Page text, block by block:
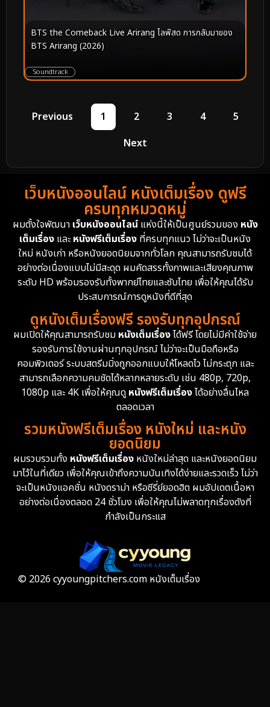
BTS the Comeback Live Arirang ไลฟ์สด การกลับมาของ
BTS Arirang (2026)
Soundtrack
Previous 1 2 3 4
5
Next
เว็บหนังออนไลน์ หนังเต็มเรื่อง ดูฟรี
ครบทุกหมวดหมู่
ผมตั้งใจพัฒนา เว็บหนังออนไลน์แห่งนี้ให้เป็นศูนย์รวมของ หนัง
เต็มเรื่อง และหนังฟรีเต็มเรื่อง ที่ครบทุกแนว ไม่ว่าจะเป็นหนัง
ใหม่ หนังเก่า หรือหนังยอดนิยมจากทั่วโลก คุณสามารถรับชมได้
อย่างต่อเนื่องแบบไม่มีสะดุด ผมคัดสรรทั้งภาพและเสียงคุณภาพ
ระดับ HD พร้อมรองรับทั้งพากย์ไทยและซับไทย เพื่อให้คุณได้รับ
ประสบการณ์การดูหนังที่ดีที่สุด
ดูหนังเต็มเรื่องฟรี รองรับทุกอุปกรณ์
ผมเปิดให้คุณสามารถรับชม หนังเต็มเรื่องได้ฟรี โดยไม่มีค่าใช้จ่าย
รองรับการใช้งานผ่านทุกอุปกรณ์ ไม่ว่าจะเป็นมือถือหรือ
คอมพิวเตอร์ ระบบสตรีมมิ่งถูกออกแบบให้โหลดไว ไม่กระตุก และ
สามารถเลือกความคมชัดได้หลากหลายระดับ เช่น 480p, 720p,
1080p และ 4K เพื่อให้คุณดู หนังฟรีเต็มเรื่องได้อย่างลื่นไหล
ตลอดเวลา
รวมหนังฟรีเต็มเรื่อง หนังใหม่ และหนัง
ยอดนิยม
ผมรวบรวมทั้ง หนังฟรีเต็มเรื่อง หนังใหม่ล่าสุด และหนังยอดนิยม
มาไว้ในที่เดียว เพื่อให้คุณเข้าถึงความบันเทิงได้ง่ายและรวดเร็ว ไม่ว่า
จะเป็นหนังแอคชั่น หนังดราม่า หรือซีรี่ย์ยอดฮิต ผมอัปเดตเนื้อหา
อย่างต่อเนื่องตลอด 24 ชั่วโมง เพื่อให้คุณไม่พลาดทุกเรื่องดังที่
กำลังเป็นกระแส
© 2026 cyyoungpitchers.com หนังเต็มเรื่อง